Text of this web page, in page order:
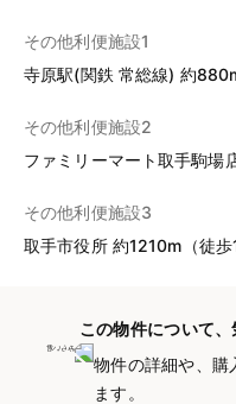
その他利便施設1
寺原駅(関鉄 常総線) 約
その他利便施設2
ファミリーマート取手駒場
その他利便施設3
取手市役所 約1210m（徒歩
この物件について
物件の詳細や、購
ます。